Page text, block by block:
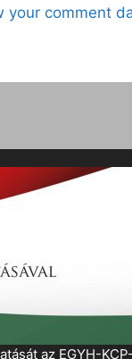
your comment
az EGYH-